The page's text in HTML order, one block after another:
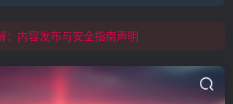
：内容发布与安全指南声明